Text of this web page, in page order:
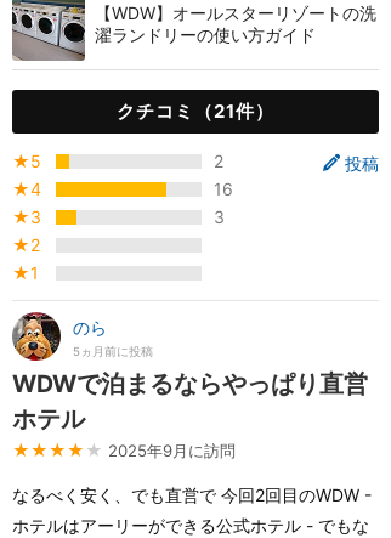
【WDW】オールスターリゾートの洗
濯ランドリーの使い方ガイド
クチコミ（21件）
投稿
★5
2
★4
16
★3
3
★2
★1
のら
5ヵ月前に投稿
WDWで泊まるならやっぱり直営
ホテル
★★★★ ★ 2025年9月に訪問
なるべく安く、でも直営で 今回2回目のWDW -
ホテルはアーリーができる公式ホテル - でもな